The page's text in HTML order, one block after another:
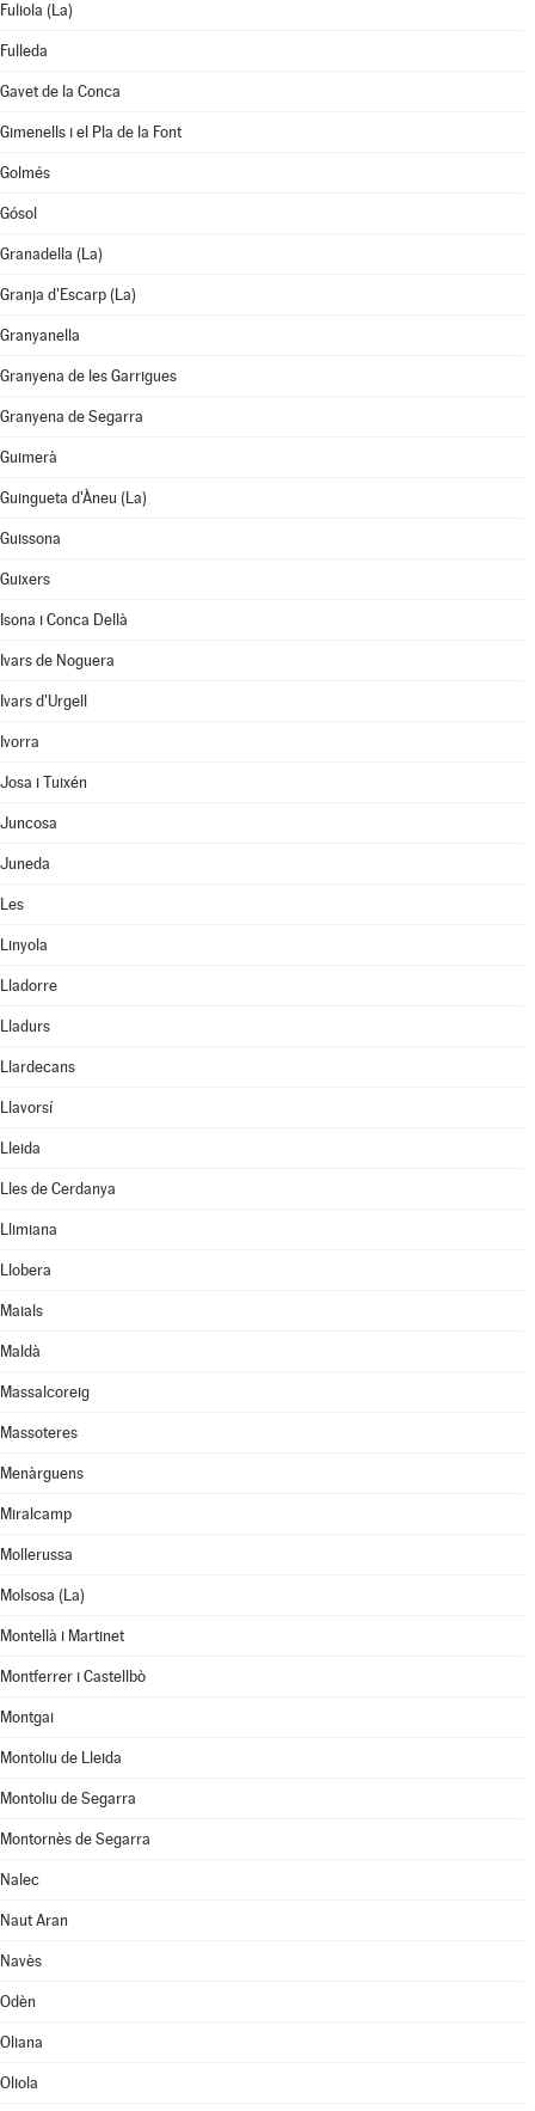
Fuliola (La)
Fulleda
Gavet de la Conca
Gimenells i el Pla de la Font
Golmés
Gósol
Granadella (La)
Granja d'Escarp (La)
Granyanella
Granyena de les Garrigues
Granyena de Segarra
Guimerà
Guingueta d'Àneu (La)
Guissona
Guixers
Isona i Conca Dellà
Ivars de Noguera
Ivars d'Urgell
Ivorra
Josa i Tuixén
Juncosa
Juneda
Les
Linyola
Lladorre
Lladurs
Llardecans
Llavorsí
Lleida
Lles de Cerdanya
Llimiana
Llobera
Maials
Maldà
Massalcoreig
Massoteres
Menàrguens
Miralcamp
Mollerussa
Molsosa (La)
Montellà i Martinet
Montferrer i Castellbò
Montgai
Montoliu de Lleida
Montoliu de Segarra
Montornès de Segarra
Nalec
Naut Aran
Navès
Odèn
Oliana
Oliola